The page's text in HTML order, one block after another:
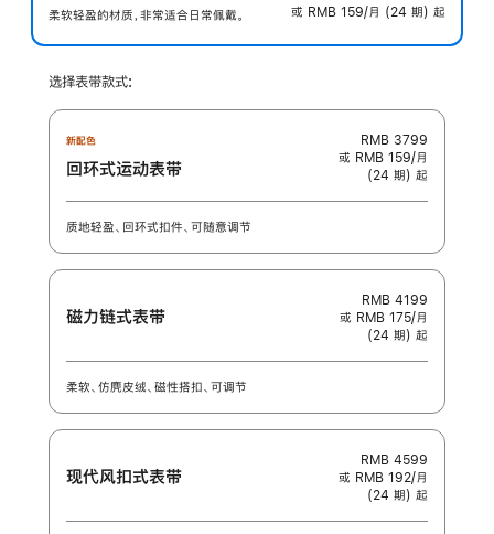
柔软轻盈的材质，非常适合日常佩戴。
或 RMB 159/月 (24 期) 起
选择表带款式:
新配色
回环式运动表带
RMB 3799
或 RMB 159/月
(24 期) 起
质地轻盈、回环式扣件、可随意调节
磁力链式表带
RMB 4199
或 RMB 175/月
(24 期) 起
柔软、仿麂皮绒、磁性搭扣、可调节
现代风扣式表带
RMB 4599
或 RMB 192/月
(24 期) 起